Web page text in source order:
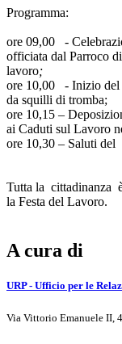
Programma:
ore 09,00 -
officiata dal Parroco
lavoro;
ore 10,00 - Inizio del
da squilli di tromba;
ore 10,15 –
ai Caduti sul Lavoro
ore 10,30 – Saluti del
Tutta la cittadinanza
la Festa del Lavoro.
A cura di
URP - Ufficio per le
Via Vittorio Emanuele II,